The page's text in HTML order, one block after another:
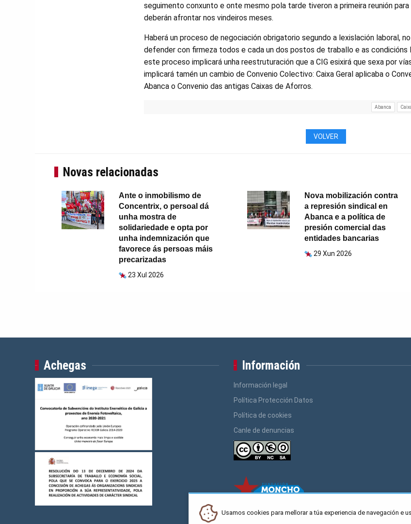
seguimento conxunto e onte mesmo pola tarde tiveron a primeira reunión
deberán afrontar nos vindeiros meses.
Haberá un proceso de negociación obrigatorio segundo a lexislación laboral,
defender con firmeza todos e cada un dos postos de traballo e as condicións
este proceso implicará unha reestruturación que a CIG esixirá que sexa por
implicará tamén un cambio de Convenio Colectivo: Caixa Geral aplicaba o
Abanca o Convenio das antigas Caixas de Aforros.
Abanca
VOLVER
Novas relacionadas
Ante o inmobilismo de
Concentrix, o persoal dá
unha mostra de
solidariedade e opta por
unha indemnización que
favorece ás persoas máis
precarizadas
23 Xul 2026
Nova mobilización contra
a represión sindical en
Abanca e a política de
presión comercial das
entidades bancarias
29 Xun 2026
Achegas Información
Información legal
Política Protección Datos
Política de cookies
Canle de denuncias
Usamos cookies para mellorar a túa experiencia de navegación e